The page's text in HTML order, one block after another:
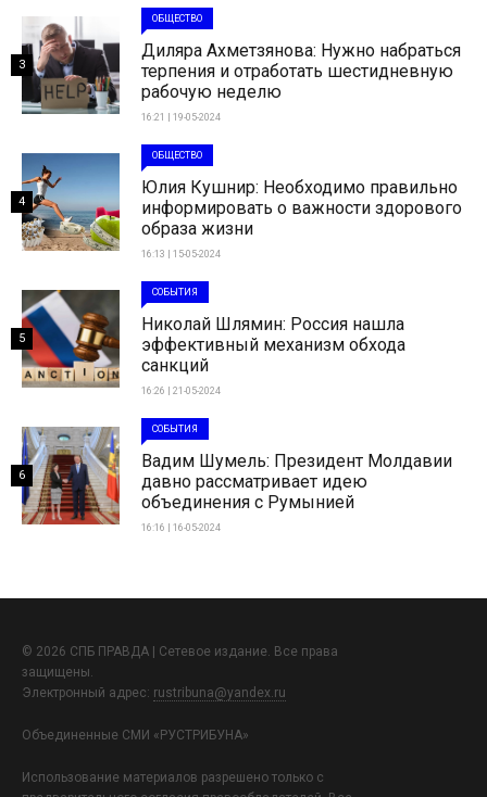
ОБЩЕСТВО
Диляра Ахметзянова: Нужно набраться
терпения и отработать шестидневную
рабочую неделю
16:21 | 19-05-2024
3
ОБЩЕСТВО
Юлия Кушнир: Необходимо правильно
информировать о важности здорового
образа жизни
16:13 | 15-05-2024
4
СОБЫТИЯ
Николай Шлямин: Россия нашла
эффективный механизм обхода
санкций
16:26 | 21-05-2024
5
СОБЫТИЯ
Вадим Шумель: Президент Молдавии
давно рассматривает идею
объединения с Румынией
16:16 | 16-05-2024
6
© 2026 СПБ ПРАВДА | Сетевое издание. Все права
защищены.
Электронный адрес: rustribuna@yandex.ru
Объединенные СМИ «РУСТРИБУНА»
Использование материалов разрешено только с